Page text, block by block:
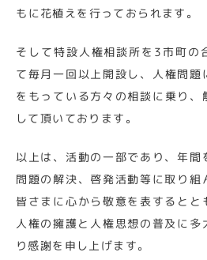
もに花植えを行っておられます。
そして特設人権相談所を3市町の
て毎月一回以上開設し、人権問題
をもっている方々の相談に乗り、
して頂いております。
以上は、活動の一部であり、年間
問題の解決、啓発活動等に取り組
皆さまに心から敬意を表するとと
人権の擁護と人権思想の普及に多
り感謝を申し上げます。